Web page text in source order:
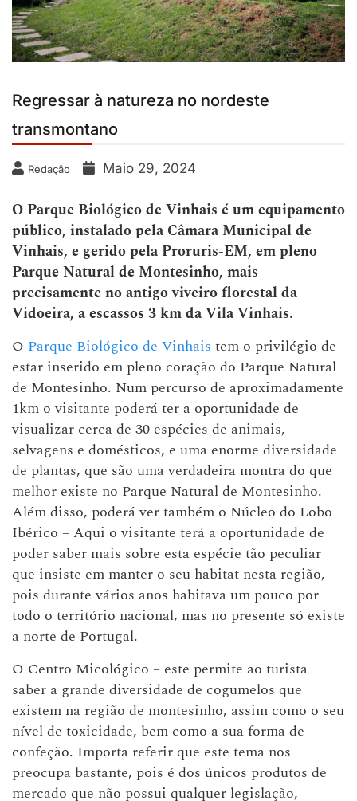
Regressar à natureza no nordeste
transmontano
Redação Maio 29, 2024
O Parque Biológico de Vinhais é um equipamento
público, instalado pela Câmara Municipal de
Vinhais, e gerido pela Proruris-EM, em pleno
Parque Natural de Montesinho, mais
precisamente no antigo viveiro florestal da
Vidoeira, a escassos 3 km da Vila Vinhais.
O Parque Biológico de Vinhais tem o privilégio de
estar inserido em pleno coração do Parque Natural
de Montesinho. Num percurso de aproximadamente
1km o visitante poderá ter a oportunidade de
visualizar cerca de 30 espécies de animais,
selvagens e domésticos, e uma enorme diversidade
de plantas, que são uma verdadeira montra do que
melhor existe no Parque Natural de Montesinho.
Além disso, poderá ver também o Núcleo do Lobo
Ibérico – Aqui o visitante terá a oportunidade de
poder saber mais sobre esta espécie tão peculiar
que insiste em manter o seu habitat nesta região,
pois durante vários anos habitava um pouco por
todo o território nacional, mas no presente só existe
a norte de Portugal.
O Centro Micológico – este permite ao turista
saber a grande diversidade de cogumelos que
existem na região de montesinho, assim como o seu
nível de toxicidade, bem como a sua forma de
confeção. Importa referir que este tema nos
preocupa bastante, pois é dos únicos produtos de
mercado que não possui qualquer legislação,